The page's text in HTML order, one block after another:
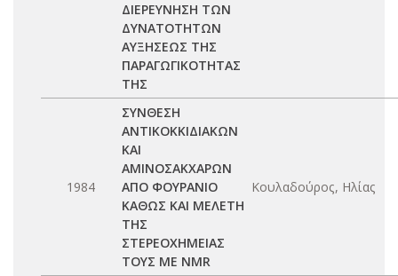
ΔΙΕΡΕΥΝΗΣΗ ΤΩΝ
ΔΥΝΑΤΟΤΗΤΩΝ
ΑΥΞΗΣΕΩΣ ΤΗΣ
ΠΑΡΑΓΩΓΙΚΟΤΗΤΑΣ
ΤΗΣ
1984
ΣΥΝΘΕΣΗ
ΑΝΤΙΚΟΚΚΙΔΙΑΚΩΝ
ΚΑΙ
ΑΜΙΝΟΣΑΚΧΑΡΩΝ
ΑΠΟ ΦΟΥΡΑΝΙΟ
ΚΑΘΩΣ ΚΑΙ ΜΕΛΕΤΗ
ΤΗΣ
ΣΤΕΡΕΟΧΗΜΕΙΑΣ
ΤΟΥΣ ΜΕ NMR
Κουλαδούρος, Ηλίας